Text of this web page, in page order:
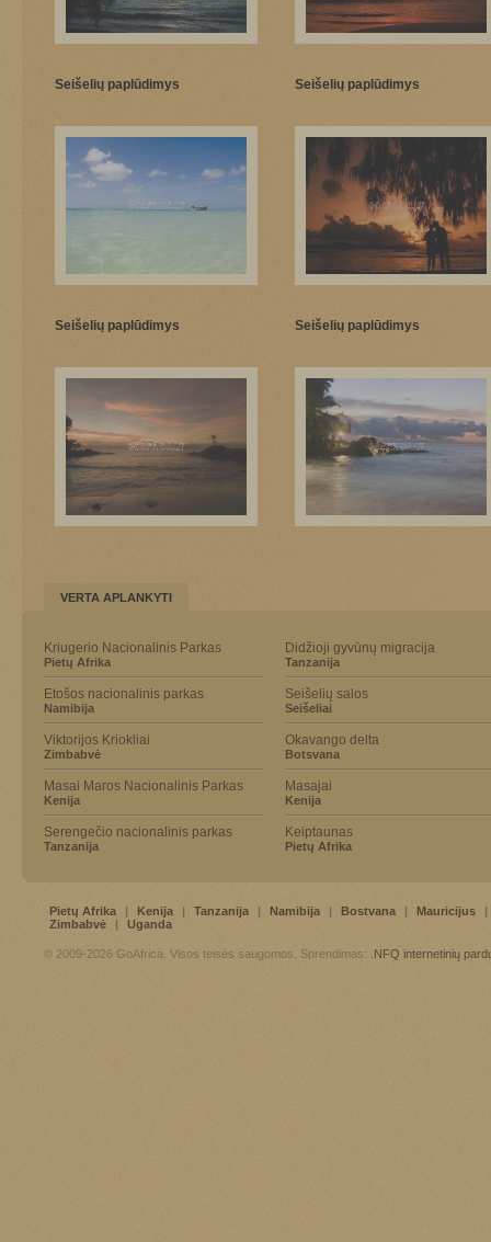
Seišelių paplūdimys Seišelių paplūdimys
Seišelių paplūdimys Seišelių paplūdimys
VERTA APLANKYTI
Kriugerio Nacionalinis Parkas
Pietų Afrika
Etošos nacionalinis parkas
Namibija
Viktorijos Kriokliai
Zimbabvė
Masai Maros Nacionalinis Parkas
Kenija
Serengečio nacionalinis parkas
Tanzanija
Didžioji gyvūnų migracija
Tanzanija
Seišelių salos
Seišeliai
Okavango delta
Botsvana
Masajai
Kenija
Keiptaunas
Pietų Afrika
Pietų Afrika | Kenija | Tanzanija | Namibija | Bostvana | Mauricijus
|
Zimbabvė
| Uganda
© 2009-2026 GoAfrica. Visos teisės saugomos. Sprendimas: .NFQ internetinių